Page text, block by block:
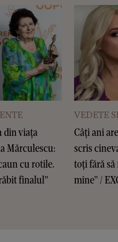
din viața
Mărculescu:
cu rotile.
finalul”
VEDETE
Câți ani
scris
toți fără să
mine" /